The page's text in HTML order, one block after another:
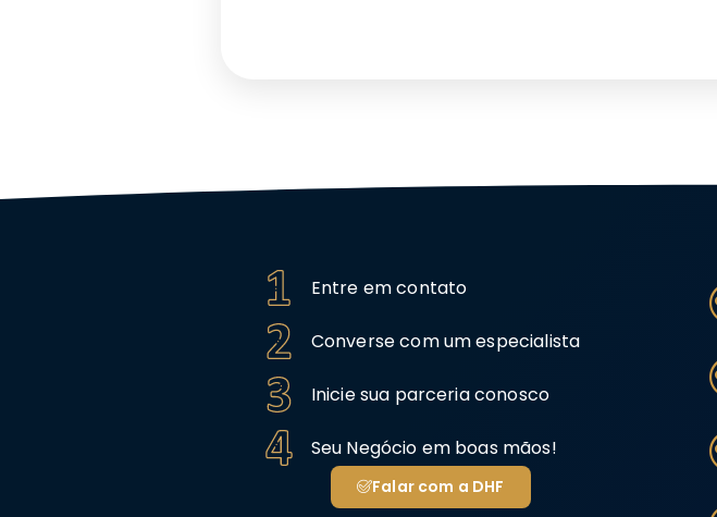
Entre em contato
Converse com um especialista
Inicie sua parceria conosco
Seu Negócio em boas mãos!
Falar com a DHF